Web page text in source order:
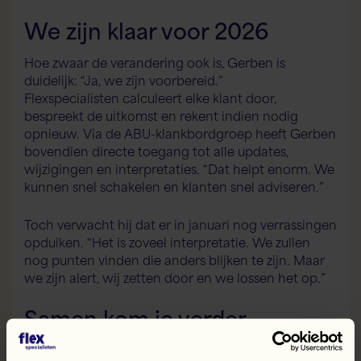
We zijn klaar voor 2026
Hoe zwaar de verandering ook is, Gerben is
duidelijk: “Ja, we zijn voorbereid.”
Flexspecialisten calculeert elke klant door,
bespreekt de uitkomst en rekent indien nodig
opnieuw. Via de ABU-klankbordgroep heeft Gerben
bovendien directe toegang tot alle updates,
wijzigingen en interpretaties. “Dat helpt enorm. We
kunnen snel schakelen en klanten snel adviseren.”
Toch verwacht hij dat er in januari nog verrassingen
opduiken. “Het is zoveel interpretatie. We zullen
nog punten vinden die anders blijken te zijn. Maar
we zijn alert, wij zetten door en we lossen het op.”
Samen kom je verder
De grootste les van dit hele traject? Dat